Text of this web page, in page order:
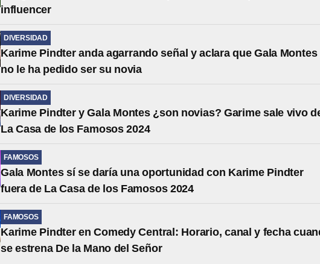
influencer
DIVERSIDAD
Karime Pindter anda agarrando señal y aclara que Gala Montes
no le ha pedido ser su novia
DIVERSIDAD
Karime Pindter y Gala Montes ¿son novias? Garime sale vivo
La Casa de los Famosos 2024
FAMOSOS
Gala Montes sí se daría una oportunidad con Karime Pindter
fuera de La Casa de los Famosos 2024
FAMOSOS
Karime Pindter en Comedy Central: Horario, canal y fecha
se estrena De la Mano del Señor